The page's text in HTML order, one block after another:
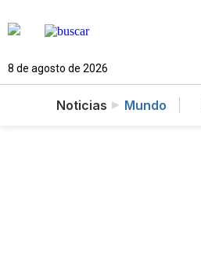
8 de agosto de 2026
Noticias Mundo